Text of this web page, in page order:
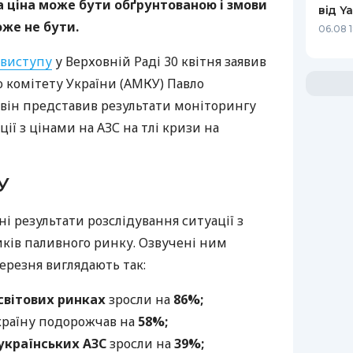
може бути обґрунтованою і змови
не бути.
у Верховній Раді 30 квітня заявив
України (АМКУ) Павло
представив результати моніторингу
з цінами на АЗС на тлі кризи на
розслідування ситуації з
паливного ринку. Озвучені ним
виглядають так:
ринкахзросли на 86%;
подорожчав на 58%;
АЗСзросли на39%;
від
06.08